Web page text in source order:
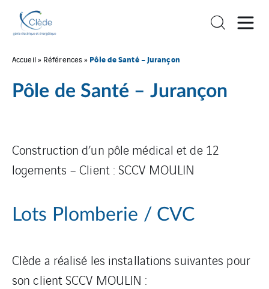
Accueil» Références» Pôle de Santé – Jurançon
Pôle de Santé – Jurançon
Construction d’un pôle médical et de 12
logements – Client : SCCV MOULIN
Lots Plomberie / CVC
Clède a réalisé les installations suivantes pour
son client SCCV MOULIN :